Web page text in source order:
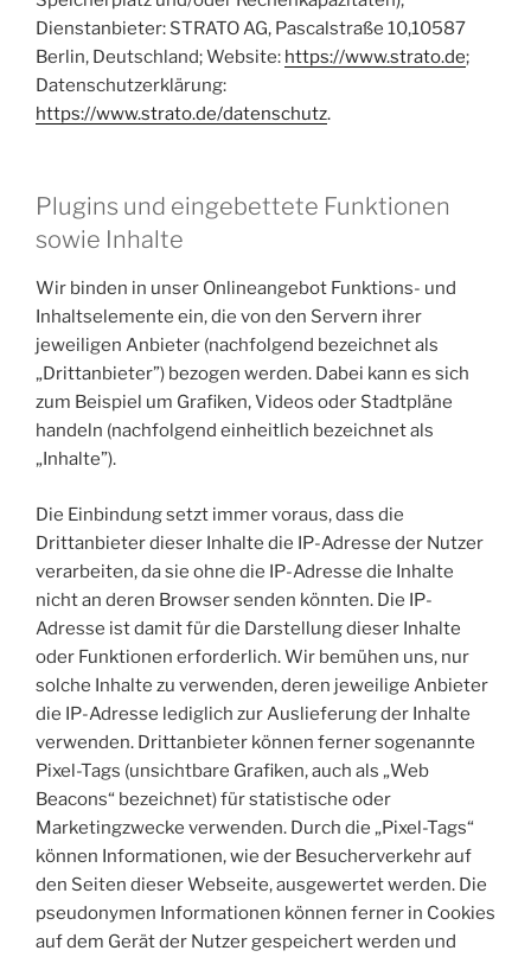
Dienstanbieter: STRATO AG, Pascalstraße 10,10587
Berlin, Deutschland; Website: https://www.strato.de;
Datenschutzerklärung:
https://www.strato.de/datenschutz.
Plugins und eingebettete Funktionen
sowie Inhalte
Wir binden in unser Onlineangebot Funktions- und
Inhaltselemente ein, die von den Servern ihrer
jeweiligen Anbieter (nachfolgend bezeichnet als
„Drittanbieter”) bezogen werden. Dabei kann es sich
zum Beispiel um Grafiken, Videos oder Stadtpläne
handeln (nachfolgend einheitlich bezeichnet als
„Inhalte”).
Die Einbindung setzt immer voraus, dass die
Drittanbieter dieser Inhalte die IP-Adresse der Nutzer
verarbeiten, da sie ohne die IP-Adresse die Inhalte
nicht an deren Browser senden könnten. Die IP-
Adresse ist damit für die Darstellung dieser Inhalte
oder Funktionen erforderlich. Wir bemühen uns, nur
solche Inhalte zu verwenden, deren jeweilige Anbieter
die IP-Adresse lediglich zur Auslieferung der Inhalte
verwenden. Drittanbieter können ferner sogenannte
Pixel-Tags (unsichtbare Grafiken, auch als „Web
Beacons“ bezeichnet) für statistische oder
Marketingzwecke verwenden. Durch die „Pixel-Tags“
können Informationen, wie der Besucherverkehr auf
den Seiten dieser Webseite, ausgewertet werden. Die
pseudonymen Informationen können ferner in Cookies
auf dem Gerät der Nutzer gespeichert werden und